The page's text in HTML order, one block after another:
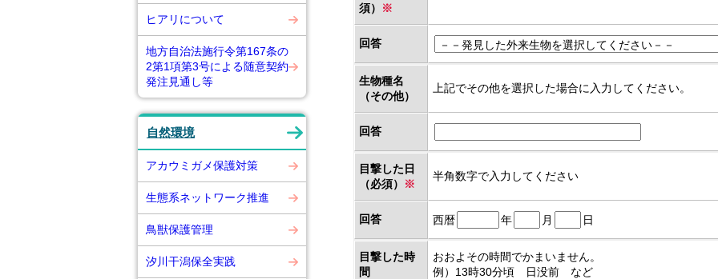
ヒアリについて
地方自治法施行令第167条の
2第1項第3号による随意契約
発注見通し等
自然環境
アカウミガメ保護対策
生態系ネットワーク推進
鳥獣保護管理
汐川干潟保全実践
須）
※
回答
生物種名
（その他）
上記でその他を選択した場合に入力してください。
回答
目撃した日
（必須）
※
半角数字で入力してください
回答 西暦 年 月 日
目撃した時
間
おおよその時間でかまいません。
例）13時30分頃 日没前 など